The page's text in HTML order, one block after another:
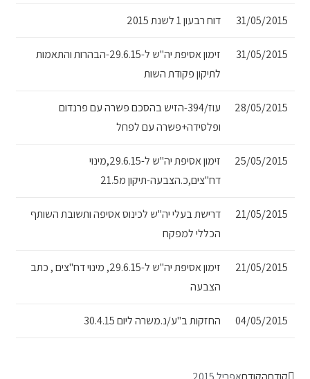
31/05/2015 דוח רבעון 1 לשנת 2015
31/05/2015
זימון אסיפת יה"ש ל-29.6.15-הבהרות והתאמות
לתיקון פקודת השות
28/05/2015
עוז/394-הזיש בהסכם פשרה עם פרנדום
ופלסידה+פשרה עם לפחל
25/05/2015
זימון אסיפת יה"ש ל-29.6.15,מינוי
דח"צים,כ.הצבעה-תיקון מ21.5
21/05/2015
דרישת בעלי יה"ש לכינוס אסיפה ותשובת השותף
הכללי למפקח
21/05/2015
זימון אסיפת יה"ש ל-29.6.15, מינוי דח"צים , כתב
הצבעה
04/05/2015 החזקות ב"ע/נ.משרה ליום 30.4.15